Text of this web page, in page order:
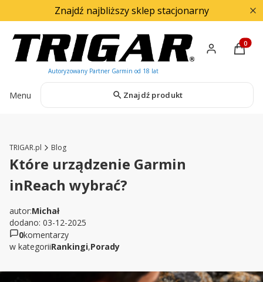
Znajdź najbliższy sklep stacjonarny
Menu Znajdź produkt
TRIGAR.pl Blog
Które urządzenie Garmin
inReach wybrać?
autor:Michał
dodano: 03-12-2025
0komentarzy
w kategoriiRankingi,Porady